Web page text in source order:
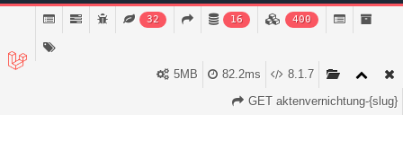
Impressum
Datenschutz
32 16 400
8.1.7
82.2ms
5MB
GET aktenvernichtung-{slug}